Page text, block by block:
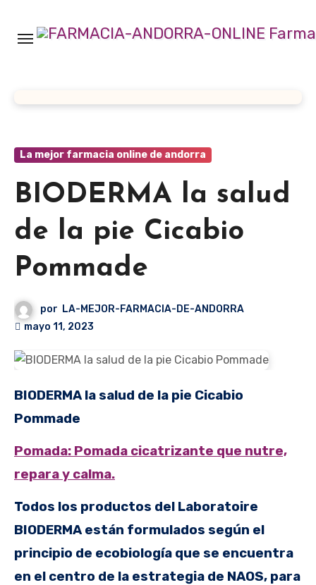
contenido
La mejor farmacia online de andorra
BIODERMA la salud
de la pie Cicabio
Pommade
por LA-MEJOR-FARMACIA-DE-ANDORRA
mayo 11, 2023
BIODERMA la salud de la pie Cicabio
Pommade
Pomada: Pomada cicatrizante que nutre,
repara y calma.
Todos los productos del Laboratoire
BIODERMA están formulados según el
principio de ecobiología que se encuentra
en el centro de la estrategia de NAOS, para